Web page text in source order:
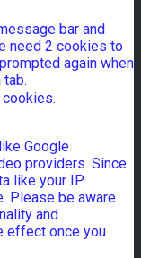
bar and
need 2 cookies to
again when
Google
providers. Since
like your IP
Please be aware
and
effect once you